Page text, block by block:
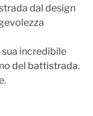
dal design
incredibile
del battistrada.